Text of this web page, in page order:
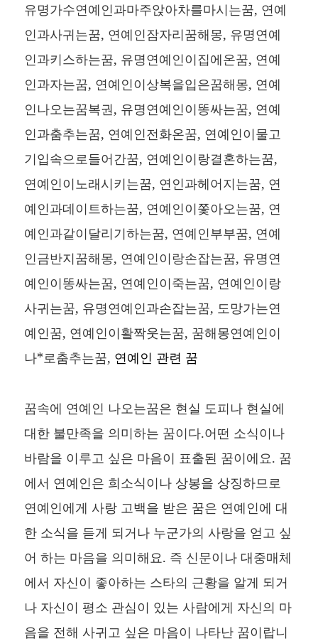
유명가수연예인과마주앉아차를마시는꿈, 연예
인과사귀는꿈, 연예인잠자리꿈해몽, 유명연예
인과키스하는꿈, 유명연예인이집에온꿈, 연예
인과자는꿈, 연예인이상복을입은꿈해몽, 연예
인나오는꿈복권, 유명연예인이똥싸는꿈, 연예
인과춤추는꿈, 연예인전화온꿈, 연예인이물고
기입속으로들어간꿈, 연예인이랑결혼하는꿈,
연예인이노래시키는꿈, 연인과헤어지는꿈, 연
예인과데이트하는꿈, 연예인이쫓아오는꿈, 연
예인과같이달리기하는꿈, 연예인부부꿈, 연예
인금반지꿈해몽, 연예인이랑손잡는꿈, 유명연
예인이똥싸는꿈, 연예인이죽는꿈, 연예인이랑
사귀는꿈, 유명연예인과손잡는꿈, 도망가는연
예인꿈, 연예인이활짝웃는꿈, 꿈해몽연예인이
나*로춤추는꿈, 연예인 관련 꿈
꿈속에 연예인 나오는꿈은 현실 도피나 현실에
대한 불만족을 의미하는 꿈이다.어떤 소식이나
바람을 이루고 싶은 마음이 표출된 꿈이에요. 꿈
에서 연예인은 희소식이나 상봉을 상징하므로
연예인에게 사랑 고백을 받은 꿈은 연예인에 대
한 소식을 듣게 되거나 누군가의 사랑을 얻고 싶
어 하는 마음을 의미해요. 즉 신문이나 대중매체
에서 자신이 좋아하는 스타의 근황을 알게 되거
나 자신이 평소 관심이 있는 사람에게 자신의 마
음을 전해 사귀고 싶은 마음이 나타난 꿈이랍니